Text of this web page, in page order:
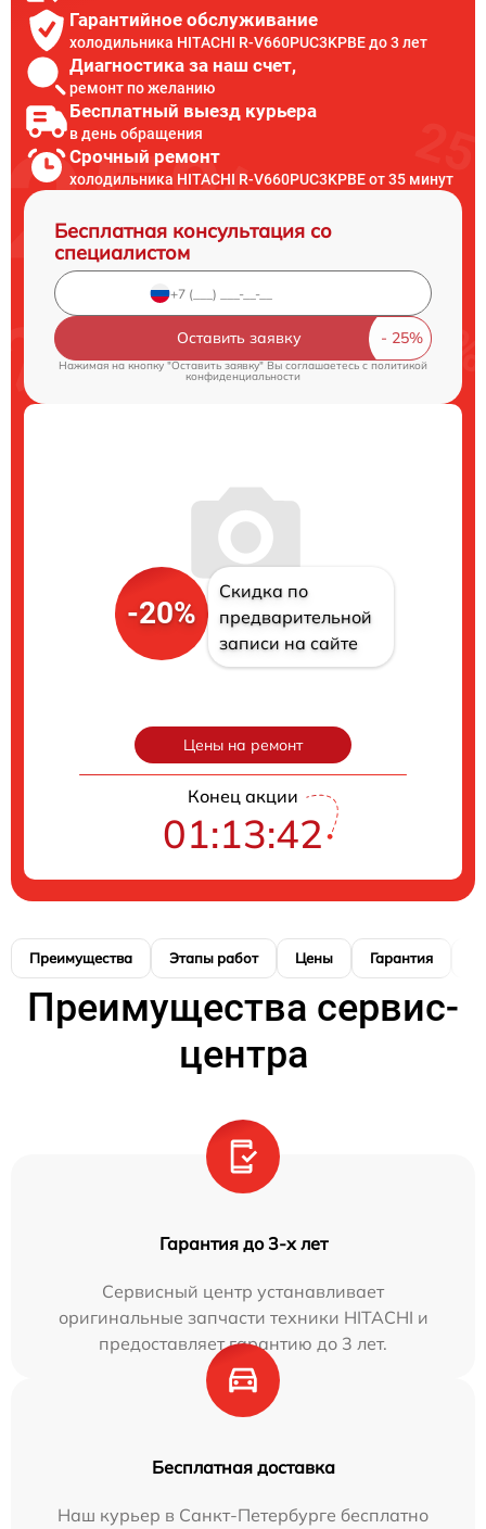
Гарантийное обслуживание
холодильника HITACHI R-V660PUC3KPBE до 3 лет
Диагностика за наш счет,
ремонт по желанию
Бесплатный выезд курьера
в день обращения
Срочный ремонт
холодильника HITACHI R-V660PUC3KPBE от 35 минут
Бесплатная консультация со
специалистом
Оставить заявку
Нажимая на кнопку "Оставить заявку" Вы соглашаетесь cполитикой
конфиденциальности
-20%
Скидка по
предварительной
записи на сайте
Цены на ремонт
Конец акции
01:13:41
Преимущества Этапы работ Цены Гарантия
Преимущества сервис-
центра
Гарантия до 3-х лет
Сервисный центр устанавливает
оригинальные запчасти техники HITACHI и
предоставляет гарантию до 3 лет.
Бесплатная доставка
Наш курьер в Санкт-Петербурге бесплатно